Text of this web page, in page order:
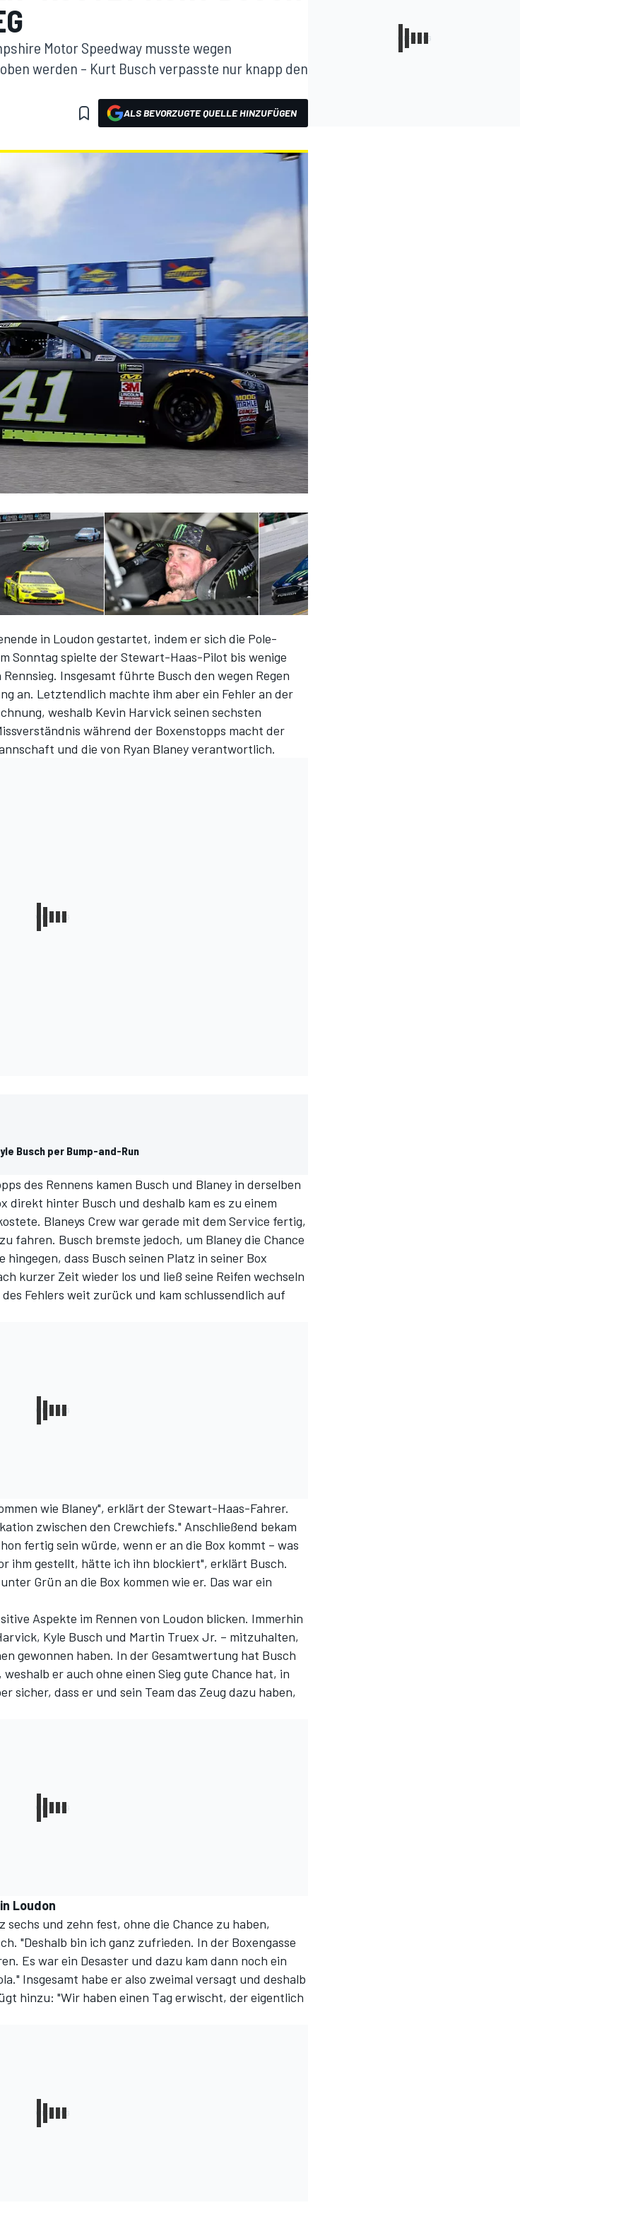
Motor Speedway musste wegen
werden – Kurt Busch verpasste nur knapp den
ALS BEVORZUGTE QUELLE HINZUFÜGEN
in Loudon gestartet, indem er sich die Pole-
Sonntag spielte der Stewart-Haas-Pilot bis wenige
Insgesamt führte Busch den wegen Regen
an. Letztendlich machte ihm aber ein Fehler an der
weshalb Kevin Harvick seinen sechsten
während der Boxenstopps macht der
und die von Ryan Blaney verantwortlich.
Busch per Bump-and-Run
des Rennens kamen Busch und Blaney in derselben
direkt hinter Busch und deshalb kam es zu einem
Blaneys Crew war gerade mit dem Service fertig,
fahren. Busch bremste jedoch, um Blaney die Chance
dass Busch seinen Platz in seiner Box
kurzer Zeit wieder los und ließ seine Reifen wechseln
Fehlers weit zurück und kam schlussendlich auf
wie Blaney", erklärt der Stewart-Haas-Fahrer.
zwischen den Crewchiefs." Anschließend bekam
fertig sein würde, wenn er an die Box kommt – was
ihm gestellt, hätte ich ihn blockiert", erklärt Busch.
Grün an die Box kommen wie er. Das war ein
Aspekte im Rennen von Loudon blicken. Immerhin
Kyle Busch und Martin Truex Jr. – mitzuhalten,
gewonnen haben. In der Gesamtwertung hat Busch
er auch ohne einen Sieg gute Chance hat, in
sicher, dass er und sein Team das Zeug dazu haben,
Loudon
und zehn fest, ohne die Chance zu haben,
"Deshalb bin ich ganz zufrieden. In der Boxengasse
Es war ein Desaster und dazu kam dann noch ein
Insgesamt habe er also zweimal versagt und deshalb
hinzu: "Wir haben einen Tag erwischt, der eigentlich